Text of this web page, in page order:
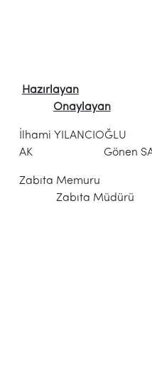
Hazırlayan
Onaylayan
İlhami
AK Gönen
Zabıta
Zabıta Müdürü